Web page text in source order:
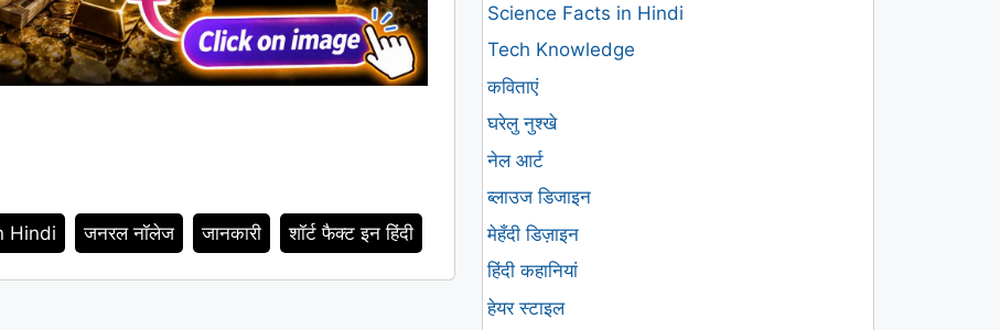
Hindi जनरल नॉलेज जानकारी शॉर्ट फैक्ट इन हिंदी
Science Facts in Hindi
Tech Knowledge
कविताएं
घरेलु नुश्खे
नेल आर्ट
ब्लाउज डिजाइन
मेहँदी डिज़ाइन
हिंदी कहानियां
हेयर स्टाइल